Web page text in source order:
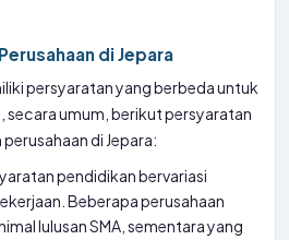
di Jepara
persyaratan yang berbeda untuk
secara umum, berikut persyaratan
di Jepara:
pendidikan bervariasi
Beberapa perusahaan
lulusan SMA, sementara yang